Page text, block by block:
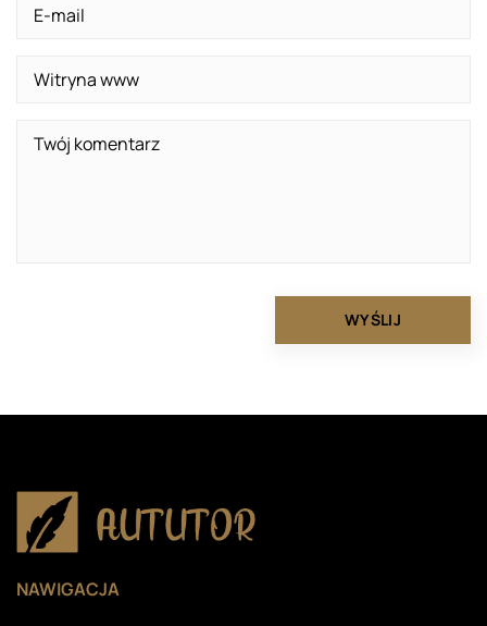
NAWIGACJA